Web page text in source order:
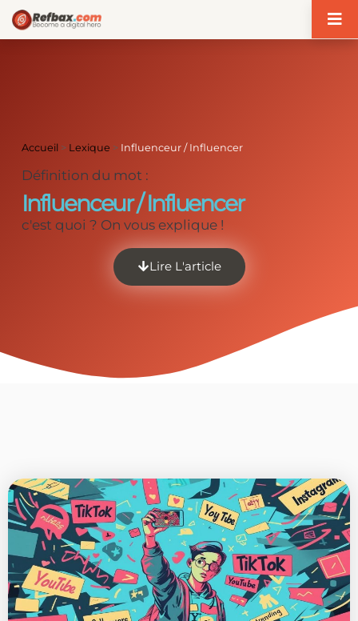
Accueil > Lexique > Influenceur / Influencer
Définition du mot :
Influenceur / Influencer
c'est quoi ? On vous explique !
Lire L'article
Panneau de gestion des cookies